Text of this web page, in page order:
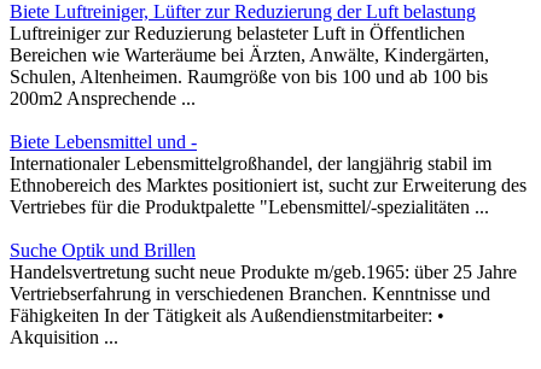
Biete Luftreiniger, Lüfter zur Reduzierung der Luft belastung
Luftreiniger zur Reduzierung belasteter Luft in Öffentlichen
Bereichen wie Warteräume bei Ärzten, Anwälte, Kindergärten,
Schulen, Altenheimen. Raumgröße von bis 100 und ab 100 bis
200m2 Ansprechende ...
Biete Lebensmittel und -
Internationaler Lebensmittelgroßhandel, der langjährig stabil im
Ethnobereich des Marktes positioniert ist, sucht zur Erweiterung des
Vertriebes für die Produktpalette "Lebensmittel/-spezialitäten ...
Suche Optik und Brillen
Handelsvertretung sucht neue Produkte m/geb.1965: über 25 Jahre
Vertriebserfahrung in verschiedenen Branchen. Kenntnisse und
Fähigkeiten In der Tätigkeit als Außendienstmitarbeiter: •
Akquisition ...